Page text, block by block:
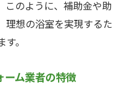
このように、補助金や助
理想の浴室を実現するた
。
ーム業者の特徴